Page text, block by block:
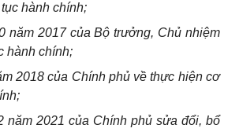
hành chính;
năm 2017 của Bộ trưởng, Chủ nhiệm
hành chính;
2018 của Chính phủ về thực hiện cơ
năm 2021 của Chính phủ sửa đổi, bổ